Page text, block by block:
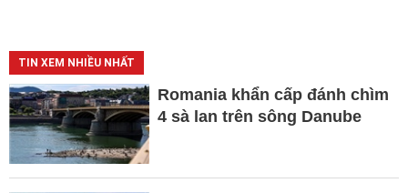
TIN XEM NHIỀU NHẤT
Romania khẩn cấp đánh chìm
4 sà lan trên sông Danube